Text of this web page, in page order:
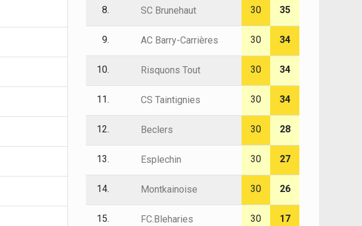
8. SC Brunehaut 30 35
9. AC Barry-Carrières 30 34
10. Risquons Tout 30 34
11. CS Taintignies 30 34
12. Beclers 30 28
13. Esplechin 30 27
14. Montkainoise 30 26
15. FC.Bleharies 30 17